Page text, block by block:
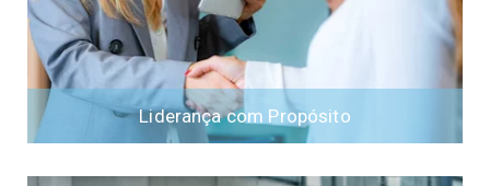
Liderança com Propósito